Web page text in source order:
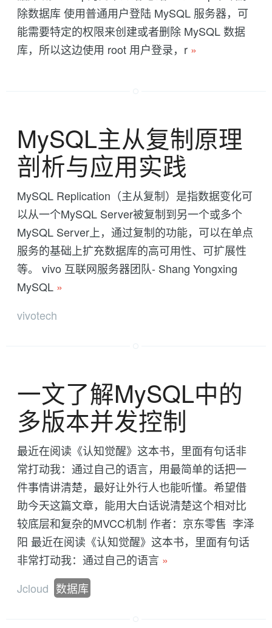
除数据库 使用普通用户登陆 MySQL 服务器，可
能需要特定的权限来创建或者删除 MySQL 数据
库，所以这边使用 root 用户登录，r »
MySQL主从复制原理
剖析与应用实践
MySQL Replication（主从复制）是指数据变化可
以从一个MySQL Server被复制到另一个或多个
MySQL Server上，通过复制的功能，可以在单点
服务的基础上扩充数据库的高可用性、可扩展性
等。 vivo 互联网服务器团队- Shang Yongxing
MySQL »
vivotech
一文了解MySQL中的
多版本并发控制
最近在阅读《认知觉醒》这本书，里面有句话非
常打动我：通过自己的语言，用最简单的话把一
件事情讲清楚，最好让外行人也能听懂。希望借
助今天这篇文章，能用大白话说清楚这个相对比
较底层和复杂的MVCC机制 作者：京东零售 李泽
阳 最近在阅读《认知觉醒》这本书，里面有句话
非常打动我：通过自己的语言 »
Jcloud 数据库